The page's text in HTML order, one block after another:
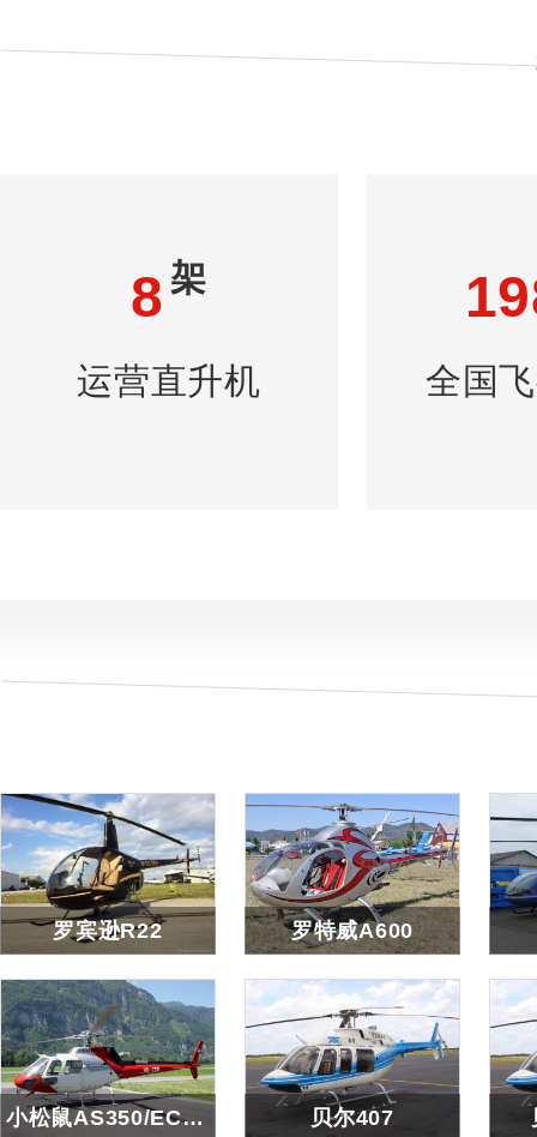
8 架
运营直升机 全国
罗宾逊R22
罗宾逊R22
查看详细
罗特威A600
罗特威A600
查看详细
小松鼠AS350/EC130/AS355 贝尔407